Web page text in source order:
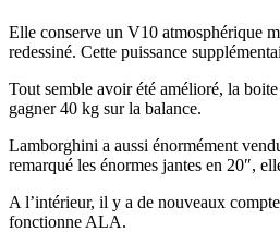
Elle conserve un V10 atmosphérique
redessiné. Cette puissance
Tout semble avoir été amélioré, la
gagner 40 kg sur la balance.
Lamborghini a aussi énormément
remarqué les énormes jantes en 20″,
A l’intérieur, il y a de nouveaux
fonctionne ALA.